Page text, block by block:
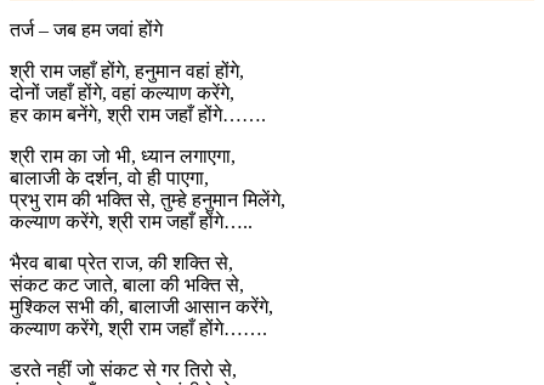
तर्ज – जब हम जवां होंगे
श्री राम जहाँ होंगे, हनुमान वहां होंगे,
दोनों जहाँ होंगे, वहां कल्याण करेंगे,
हर काम बनेंगे, श्री राम जहाँ होंगे…….
श्री राम का जो भी, ध्यान लगाएगा,
बालाजी के दर्शन, वो ही पाएगा,
प्रभु राम की भक्ति से, तुम्हे हनुमान मिलेंगे,
कल्याण करेंगे, श्री राम जहाँ होंगे…..
भैरव बाबा प्रेत राज, की शक्ति से,
संकट कट जाते, बाला की भक्ति से,
मुश्किल सभी की, बालाजी आसान करेंगे,
कल्याण करेंगे, श्री राम जहाँ होंगे…….
डरते नहीं जो संकट से गर तिरो से,